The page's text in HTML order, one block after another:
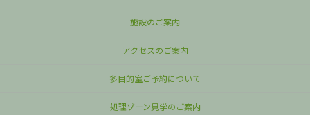
施設のご案内
アクセスのご案内
多目的室ご予約について
処理ゾーン見学のご案内